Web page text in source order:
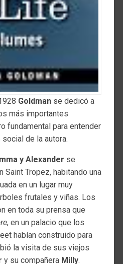
Goldmanse dedicó a
más importantes
fundamental para entender
de la autora.
y Alexander se
Saint Tropez, habitando una
en un lugar muy
frutales y viñas. Los
en toda su prensa que
, en un palacio que los
habían construido para
la visita de sus viejos
y su compañeraMilly.